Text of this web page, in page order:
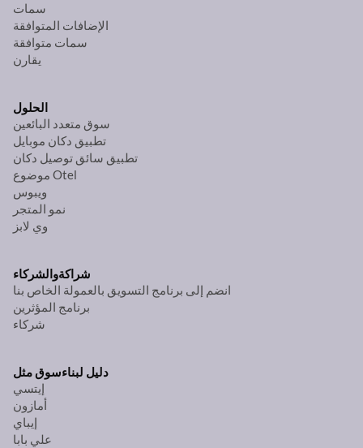
سمات
الإضافات المتوافقة
سمات متوافقة
يقارن
الحلول
سوق متعدد البائعين
تطبيق دكان موبايل
تطبيق سائق توصيل دكان
موضوع Otel
ويبوس
نمو المتجر
وي لابز
شراكةوالشركاء
انضم إلى برنامج التسويق بالعمولة الخاص بنا
برنامج المؤثرين
شركاء
دليل لبناءسوق مثل
إيتسي
أمازون
إيباي
علي بابا